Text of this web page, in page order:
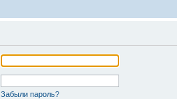
Забыли пароль?